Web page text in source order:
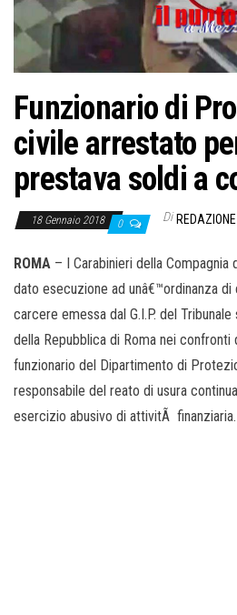
Funzionario di
civile arrestato
prestava soldi a
18 Gennaio 2018 0 Di REDAZIONE
ROMA – I Carabinieri della Compagnia
dato esecuzione ad unâ€™ordinanza
carcere emessa dal G.I.P. del
della Repubblica di Roma nei confronti
funzionario del Dipartimento di
responsabile del reato di usura
esercizio abusivo di attivitÃ finanziaria.